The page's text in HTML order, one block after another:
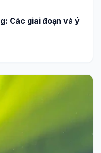
Các giai đoạn và ý